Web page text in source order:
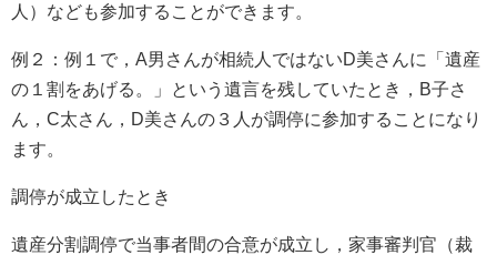
人）なども参加することができます。
例２：例１で，A男さんが相続人ではないD美さんに「遺産
の１割をあげる。」という遺言を残していたとき，B子さ
ん，C太さん，D美さんの３人が調停に参加することになり
ます。
調停が成立したとき
遺産分割調停で当事者間の合意が成立し，家事審判官（裁